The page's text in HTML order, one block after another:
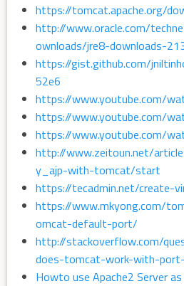
https://tomcat.apache.org/
http://www.oracle.com/
ownloads/jre8-downloads-
https://gist.github.com/
52e6
https://www.youtube.com/
https://www.youtube.com/
https://www.youtube.com/
http://www.zeitoun.net/
y_ajp-with-tomcat/start
https://tecadmin.net/create-
https://www.mkyong.com/
omcat-default-port/
http://stackoverflow.com/
does-tomcat-work-with-
Howto use Apache2 Server